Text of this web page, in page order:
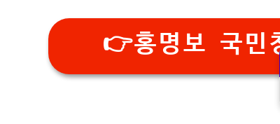
👉홍명보 국민